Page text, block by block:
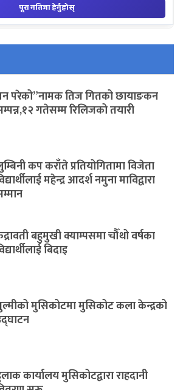
परेको”नामक तिज गितको छायाङकन
गतेसम्म रिलिजको तयारी
कप कराँते प्रतियोगितामा विजेता
महेन्द्र आदर्श नमुना माविद्वारा
बहुमुखी क्याम्पसमा चौँथो वर्षका
बिदाइ
मुसिकोटमा मुसिकोट कला केन्द्रको
कार्यालय मुसिकोटद्वारा राहदानी